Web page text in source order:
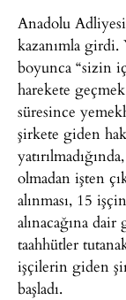
Anadolu
kazanımla girdi.
boyunca “sizin
harekete
süresince
şirkete giden
olmadan işten
alınması, 15
alınacağına
taahhütler
işçilerin giden
başladı.